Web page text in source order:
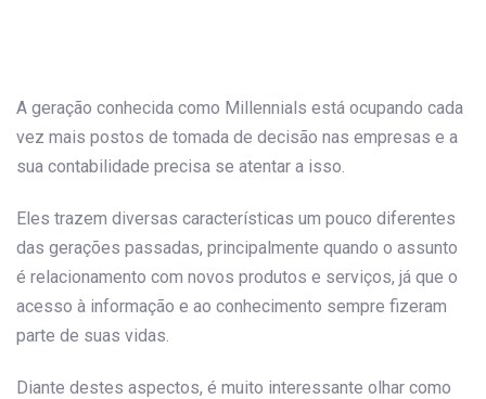
A geração conhecida como Millennials está ocupando cada
vez mais postos de tomada de decisão nas empresas e a
sua contabilidade precisa se atentar a isso.
Eles trazem diversas características um pouco diferentes
das gerações passadas, principalmente quando o assunto
é relacionamento com novos produtos e serviços, já que o
acesso à informação e ao conhecimento sempre fizeram
parte de suas vidas.
Diante destes aspectos, é muito interessante olhar como
navigation